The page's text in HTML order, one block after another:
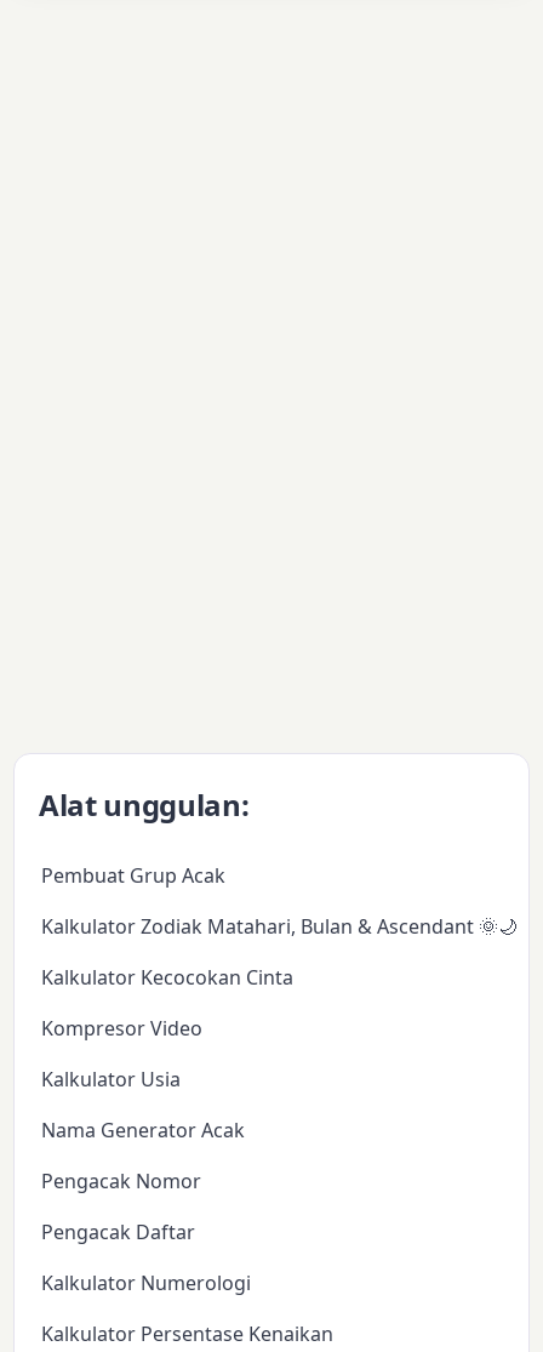
Alat unggulan:
Pembuat Grup Acak
Kalkulator Zodiak Matahari, Bulan & Ascendant 🌞🌙✨
Kalkulator Kecocokan Cinta
Kompresor Video
Kalkulator Usia
Nama Generator Acak
Pengacak Nomor
Pengacak Daftar
Kalkulator Numerologi
Kalkulator Persentase Kenaikan